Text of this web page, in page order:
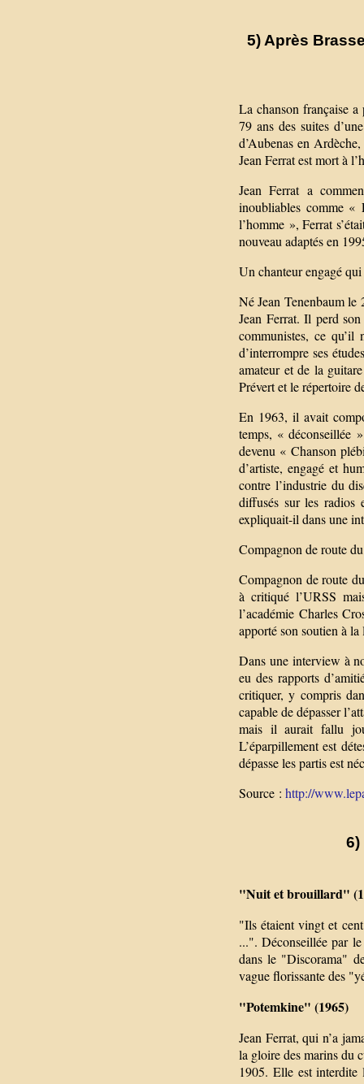
5) Après
La chanson française a
79 ans des suites
d’Aubenas en
Jean Ferrat est mort à
Jean Ferrat a
inoubliables comme
l’homme », Ferrat
nouveau adaptés en
Un chanteur engagé
Né Jean Tenenbaum le
Jean Ferrat. Il perd
communistes, ce
d’interrompre ses
amateur et de la
Prévert et le répertoire
En 1963, il avait
temps, « déconseillée
devenu « Chanson
d’artiste, engagé et
contre l’industrie du
diffusés sur les
expliquait-il dans une
Compagnon de route
Compagnon de route
à critiqué l’URSS
l’académie Charles
apporté son soutien à
Dans une interview à
eu des rapports
critiquer, y compris
capable de dépasser
mais il aurait fallu
L’éparpillement est
dépasse les partis est
Source : http://
"Nuit et brouillard"
"Ils étaient vingt et
...". Déconseillée par
dans le "Discorama"
vague florissante des
"Potemkine" (1965)
Jean Ferrat, qui n’a
la gloire des marins du
1905. Elle est